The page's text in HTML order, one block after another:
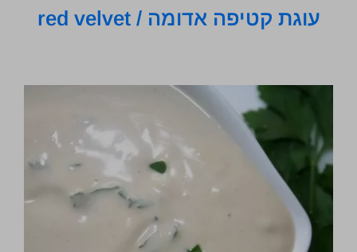
עוגת קטיפה אדומה / red velvet